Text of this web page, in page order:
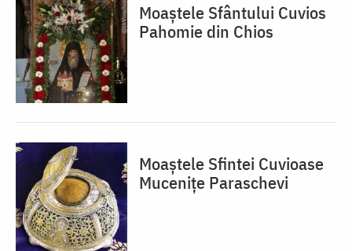
Moaștele Sfântului Cuvios
Pahomie din Chios
Moaștele Sfintei Cuvioase
Mucenițe Paraschevi